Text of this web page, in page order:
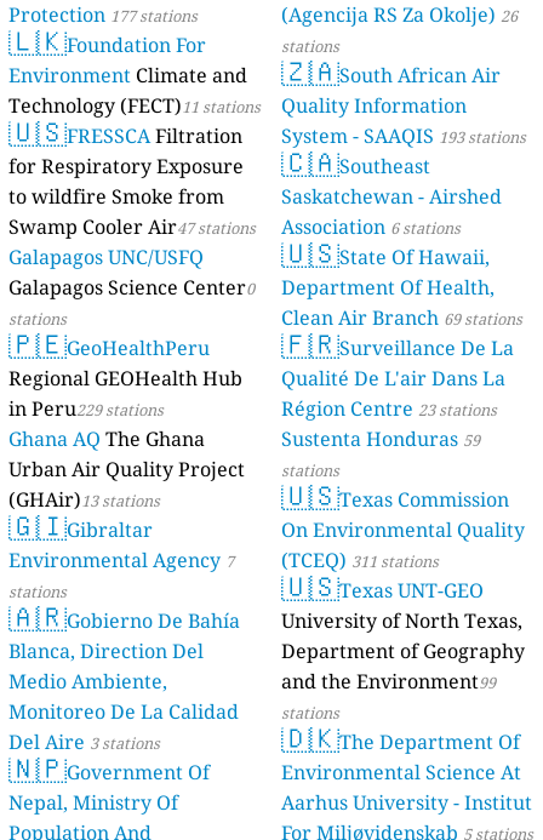
Protection 177 stations
🇱🇰Foundation For
Environment Climate and
Technology (FECT)11 stations
🇺🇸FRESSCAFiltration
for Respiratory Exposure
to wildfire Smoke from
Swamp Cooler Air47 stations
Galapagos UNC/USFQ
Galapagos Science Center0
stations
🇵🇪GeoHealthPeru
Regional GEOHealth Hub
in Peru229 stations
Ghana AQ The Ghana
Urban Air Quality Project
(GHAir)13 stations
🇬🇮Gibraltar
Environmental Agency 7
stations
🇦🇷Gobierno De Bahía
Blanca, Direction Del
Medio Ambiente,
Monitoreo De La Calidad
Del Aire 3 stations
🇳🇵Government Of
Nepal, Ministry Of
Population And
(Agencija RS Za Okolje) 26
stations
🇿🇦South African Air
Quality Information
System - SAAQIS 193 stations
🇨🇦Southeast
Saskatchewan - Airshed
Association 6 stations
🇺🇸State Of Hawaii,
Department Of Health,
Clean Air Branch 69 stations
🇫🇷Surveillance De La
Qualité De L'air Dans La
Région Centre 23 stations
Sustenta Honduras 59
stations
🇺🇸Texas Commission
On Environmental Quality
(TCEQ) 311 stations
🇺🇸Texas UNT-GEO
University of North Texas,
Department of Geography
and the Environment99
stations
🇩🇰The Department Of
Environmental Science At
Aarhus University - Institut
For Miljøvidenskab 5 stations